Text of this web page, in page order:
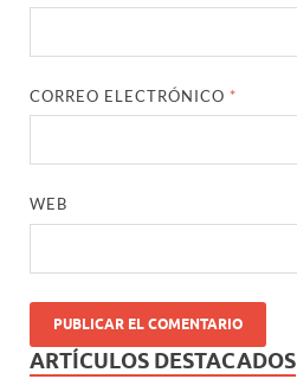
CORREO ELECTRÓNICO *
WEB
ARTÍCULOS DESTACADOS